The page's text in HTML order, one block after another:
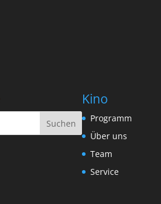
Kino
Programm
Über uns
Team
Service